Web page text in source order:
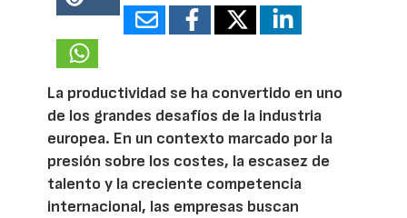
22318
La productividad se ha convertido en uno
de los grandes desafíos de la industria
europea. En un contexto marcado por la
presión sobre los costes, la escasez de
talento y la creciente competencia
internacional, las empresas buscan